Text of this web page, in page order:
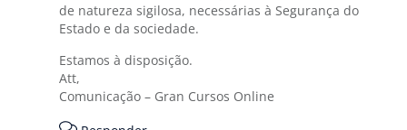
de natureza sigilosa, necessárias à Segurança do
Estado e da sociedade.
Estamos à disposição.
Att,
Comunicação – Gran Cursos Online